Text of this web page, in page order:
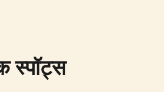
स्पॉट्स